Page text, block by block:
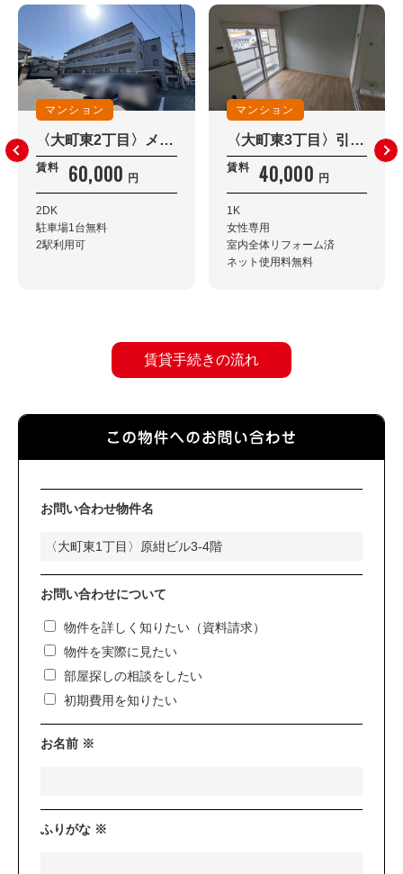
マンション
〈大町東2丁目〉メゾンアカシア 301
賃料 60,000 円
2DK
駐車場1台無料
2駅利用可
マンション
〈大町東3丁目〉引地ビル 303
賃料 40,000 円
1K
女性専用
室内全体リフォーム済
ネット使用料無料
賃貸手続きの流れ
お問い合わせ物件名
お問い合わせについて
物件を詳しく知りたい（資料請求）
物件を実際に見たい
部屋探しの相談をしたい
初期費用を知りたい
お名前 ※
ふりがな ※